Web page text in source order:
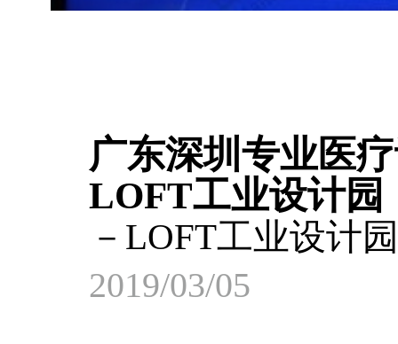
广东深圳专业医
LOFT工业设计园
－LOFT工业设计
2019/03/05